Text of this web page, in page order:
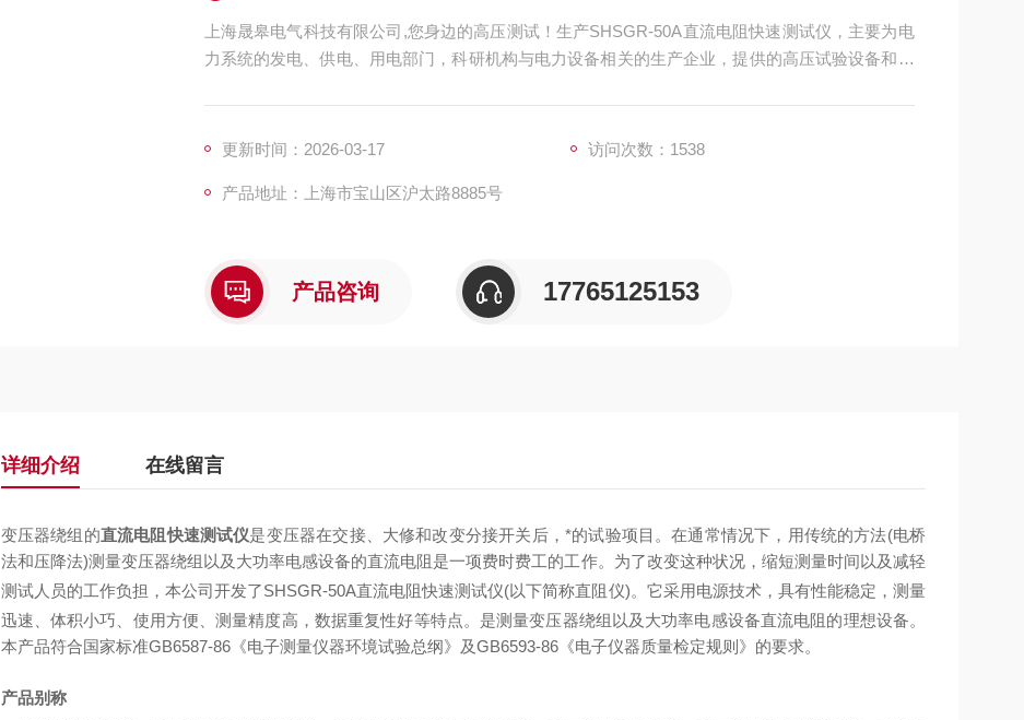
上海晟皋电气科技有限公司,您身边的高压测试！生产SHSGR-50A直流电阻快速测试仪，主要为电
力系统的发电、供电、用电部门，科研机构与电力设备相关的生产企业，提供的高压试验设备和检
更新时间：2026-03-17 访问次数：1538
产品地址：上海市宝山区沪太路8885号
产品咨询 17765125153
详细介绍 在线留言
变压器绕组的直流电阻快速测试仪是变压器在交接、大修和改变分接开关后，*的试验项目。在通常情况下，用传统的方法(电桥
法和压降法)测量变压器绕组以及大功率电感设备的直流电阻是一项费时费工的工作。为了改变这种状况，缩短测量时间以及减轻
测试人员的工作负担，本公司开发了SHSGR-50A直流电阻快速测试仪(以下简称直阻仪)。它采用电源技术，具有性能稳定，测量
迅速、体积小巧、使用方便、测量精度高，数据重复性好等特点。是测量变压器绕组以及大功率电感设备直流电阻的理想设备。
本产品符合国家标准GB6587-86《电子测量仪器环境试验总纲》及GB6593-86《电子仪器质量检定规则》的要求。
产品别称